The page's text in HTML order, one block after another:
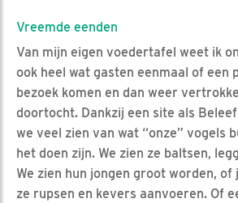
Vreemde eenden
Van mijn eigen voedertafel weet ik
ook heel wat gasten eenmaal of een
bezoek komen en dan weer
doortocht. Dankzij een site als
we veel zien van wat “onze” vogels
het doen zijn. We zien ze baltsen,
We zien hun jongen groot worden, of
ze rupsen en kevers aanvoeren. Of